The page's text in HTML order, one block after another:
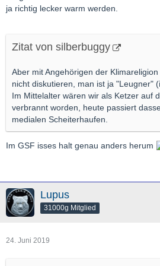
ja richtig lecker warm werden.
Zitat von silberbuggy
Aber mit Angehörigen der
nicht diskutieren, man ist ja "Leugner"
Im Mittelalter wären wir als Ketzer auf
verbrannt worden, heute passiert
medialen Scheiterhaufen.
Im GSF isses halt genau anders herum
Lupus
31000g Mitglied
24. Juni 2019